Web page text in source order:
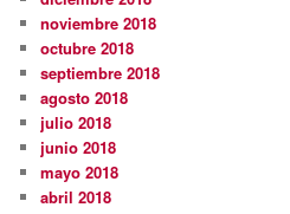
noviembre 2018
octubre 2018
septiembre 2018
agosto 2018
julio 2018
junio 2018
mayo 2018
abril 2018